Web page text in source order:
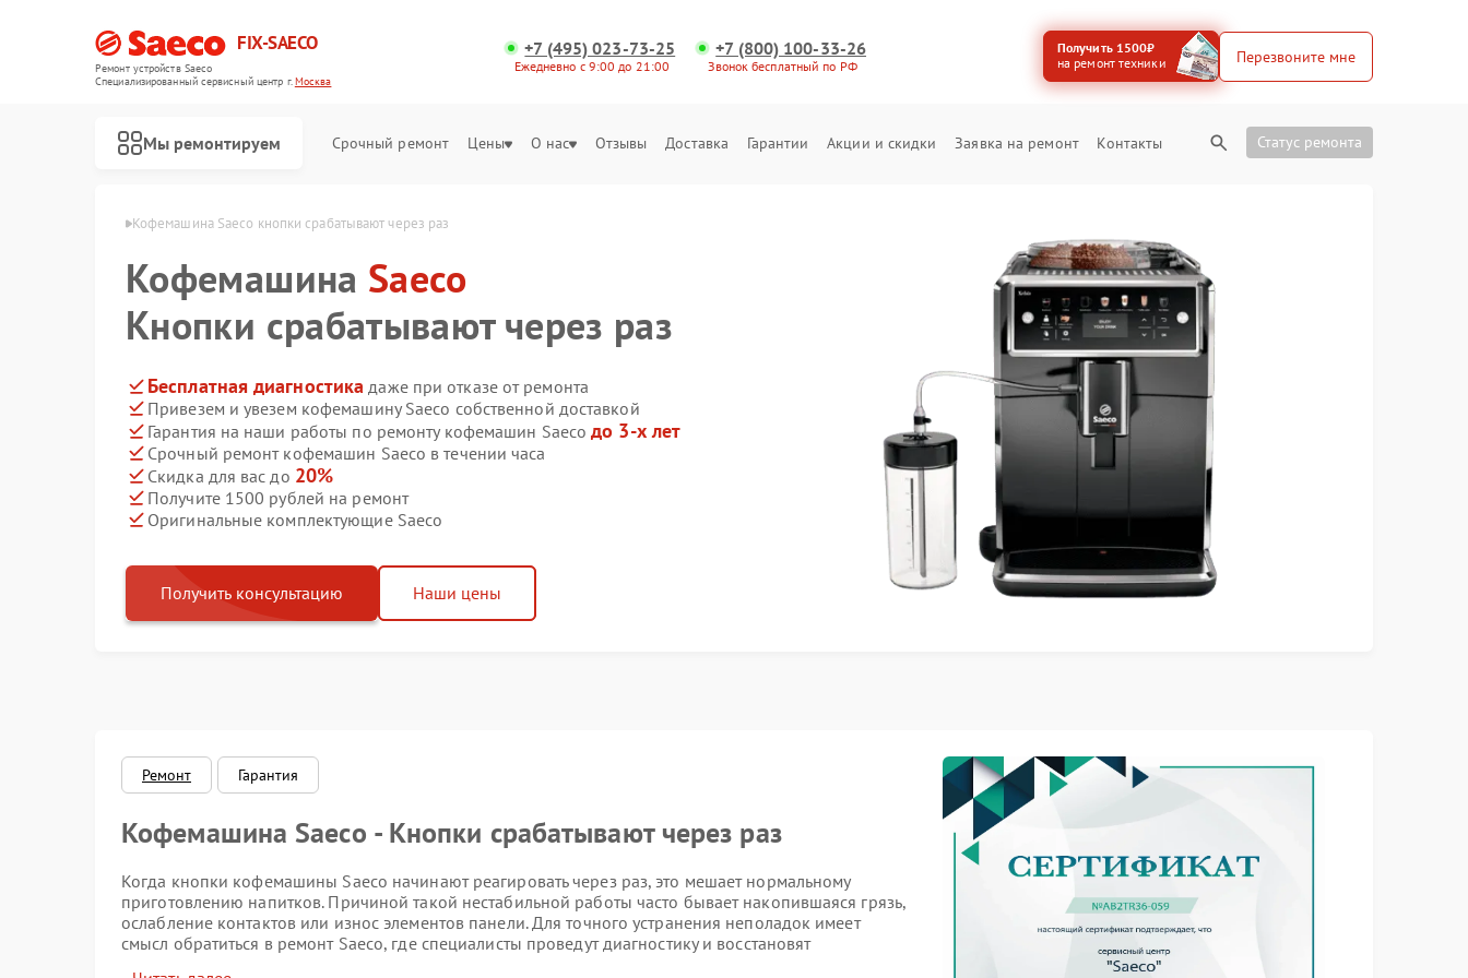
FIX-SAECO
Ремонт устройств Saeco
Специализированный cервисный центр г.Москва
+7 (495) 023-73-25
Ежедневно с 9:00 до 21:00
+7 (800) 100-33-26
Звонок бесплатный по РФ
Получить 1500₽
на ремонт техники
Перезвоните мне
Мы ремонтируем Срочный ремонт Цены О нас Отзывы Доставка Гарантии Акции и скидки Заявка на ремонт Контакты Статус ремонта
Кофемашина Saeco кнопки срабатывают через раз
Кофемашина Saeco
Кнопки срабатывают через раз
Бесплатная диагностика даже при отказе от ремонта
Привезем и увезем кофемашину Saeco собственной доставкой
Гарантия на наши работы по ремонту кофемашин Saecoдо 3-х лет
Срочный ремонт кофемашин Saeco в течении часа
Скидка для вас до 20%
Получите 1500 рублей на ремонт
Оригинальные комплектующие Saeco
Получить консультацию Наши цены
Ремонт Гарантия
Кофемашина Saeco - Кнопки срабатывают через раз
Когда кнопки кофемашины Saeco начинают реагировать через раз, это мешает нормальному
приготовлению напитков. Причиной такой нестабильной работы часто бывает накопившаяся грязь,
ослабление контактов или износ элементов панели. Для точного устранения неполадок имеет
смысл обратиться в ремонт Saeco, где специалисты проведут диагностику и восстановят